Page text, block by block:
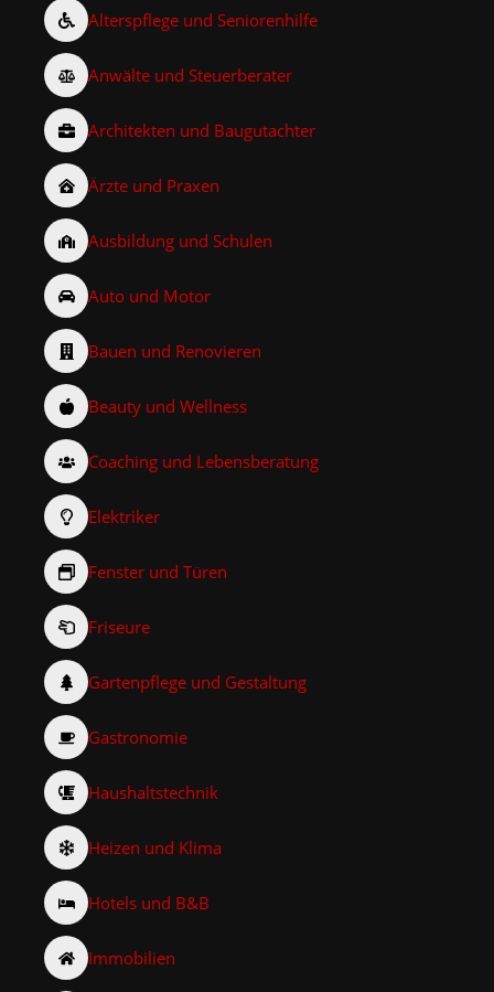
Alterspflege und Seniorenhilfe
Anwälte und Steuerberater
Architekten und Baugutachter
Ärzte und Praxen
Ausbildung und Schulen
Auto und Motor
Bauen und Renovieren
Beauty und Wellness
Coaching und Lebensberatung
Elektriker
Fenster und Türen
Friseure
Gartenpflege und Gestaltung
Gastronomie
Haushaltstechnik
Heizen und Klima
Hotels und B&B
Immobilien